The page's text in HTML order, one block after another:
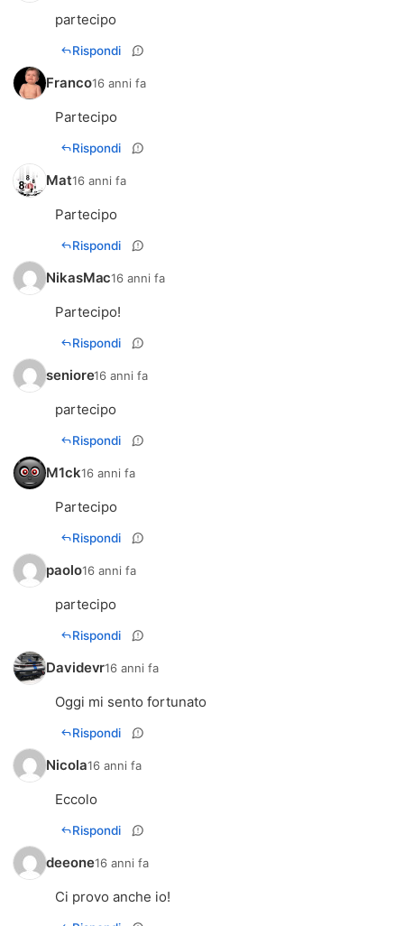
partecipo
Rispondi
Franco16 anni fa
Partecipo
Rispondi
Mat16 anni fa
Partecipo
Rispondi
NikasMac16 anni fa
Partecipo!
Rispondi
seniore16 anni fa
partecipo
Rispondi
M1ck16 anni fa
Partecipo
Rispondi
paolo16 anni fa
partecipo
Rispondi
Davidevr16 anni fa
Oggi mi sento fortunato
Rispondi
Nicola16 anni fa
Eccolo
Rispondi
deeone16 anni fa
Ci provo anche io!